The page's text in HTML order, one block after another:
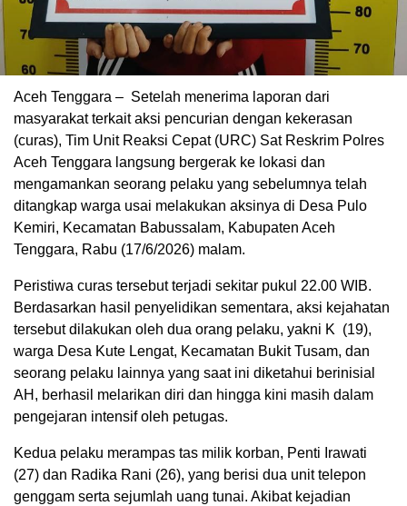
Aceh Tenggara – Setelah menerima laporan dari
masyarakat terkait aksi pencurian dengan kekerasan
(curas), Tim Unit Reaksi Cepat (URC) Sat Reskrim Polres
Aceh Tenggara langsung bergerak ke lokasi dan
mengamankan seorang pelaku yang sebelumnya telah
ditangkap warga usai melakukan aksinya di Desa Pulo
Kemiri, Kecamatan Babussalam, Kabupaten Aceh
Tenggara, Rabu (17/6/2026) malam.
Peristiwa curas tersebut terjadi sekitar pukul 22.00 WIB.
Berdasarkan hasil penyelidikan sementara, aksi kejahatan
tersebut dilakukan oleh dua orang pelaku, yakni K (19),
warga Desa Kute Lengat, Kecamatan Bukit Tusam, dan
seorang pelaku lainnya yang saat ini diketahui berinisial
AH, berhasil melarikan diri dan hingga kini masih dalam
pengejaran intensif oleh petugas.
Kedua pelaku merampas tas milik korban, Penti Irawati
(27) dan Radika Rani (26), yang berisi dua unit telepon
genggam serta sejumlah uang tunai. Akibat kejadian